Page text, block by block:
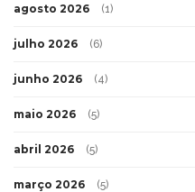
agosto 2026 (1)
julho 2026 (6)
junho 2026 (4)
maio 2026 (5)
abril 2026 (5)
março 2026 (5)